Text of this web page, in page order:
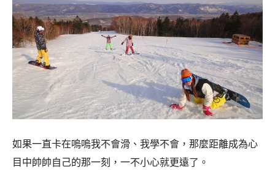
如果一直卡在嗚嗚我不會滑、我學不會，那麼距離成為心
目中帥帥自己的那一刻，一不小心就更遠了。